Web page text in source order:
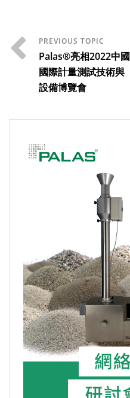
Palas®亮相2022中國
國際計量測試技術與
設備博覽會